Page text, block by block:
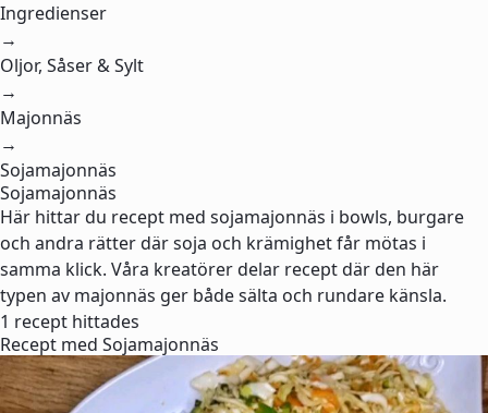
Ingredienser
→
Oljor, Såser & Sylt
→
Majonnäs
→
Sojamajonnäs
Sojamajonnäs
Här hittar du recept med sojamajonnäs i bowls, burgare
och andra rätter där soja och krämighet får mötas i
samma klick. Våra kreatörer delar recept där den här
typen av majonnäs ger både sälta och rundare känsla.
1 recept hittades
Recept med Sojamajonnäs